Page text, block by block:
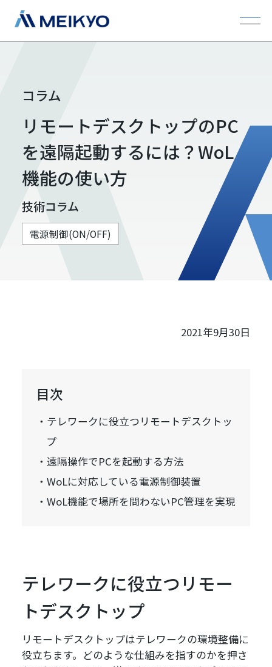
コラム
リモートデスクトップのPC
を遠隔起動するには？WoL
機能の使い方
技術コラム
電源制御(ON/OFF)
2021年9月30日
目次
テレワークに役立つリモートデスクトッ
プ
遠隔操作でPCを起動する方法
WoLに対応している電源制御装置
WoL機能で場所を問わないPC管理を実現
テレワークに役立つリモー
トデスクトップ
リモートデスクトップはテレワークの環境整備に
役立ちます。どのような仕組みを指すのかを押さ